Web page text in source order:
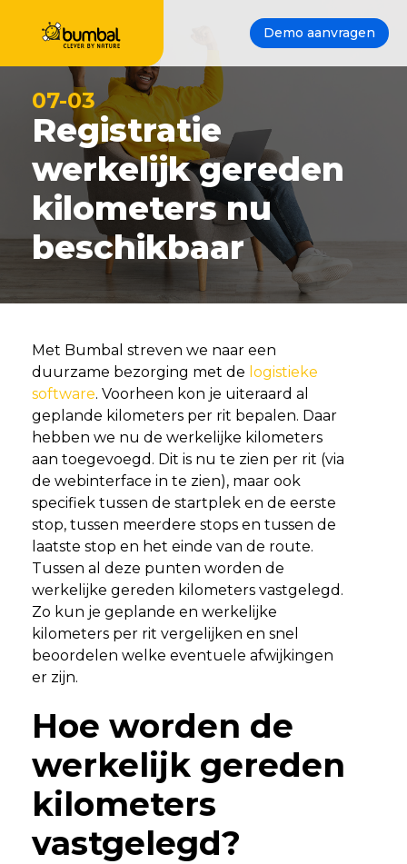
Demo aanvragen
07-03
Registratie
werkelijk gereden
kilometers nu
beschikbaar
Met Bumbal streven we naar een
duurzame bezorging met de logistieke
software. Voorheen kon je uiteraard al
geplande kilometers per rit bepalen. Daar
hebben we nu de werkelijke kilometers
aan toegevoegd. Dit is nu te zien per rit (via
de webinterface in te zien), maar ook
specifiek tussen de startplek en de eerste
stop, tussen meerdere stops en tussen de
laatste stop en het einde van de route.
Tussen al deze punten worden de
werkelijke gereden kilometers vastgelegd.
Zo kun je geplande en werkelijke
kilometers per rit vergelijken en snel
beoordelen welke eventuele afwijkingen
er zijn.
Hoe worden de
werkelijk gereden
kilometers
vastgelegd?